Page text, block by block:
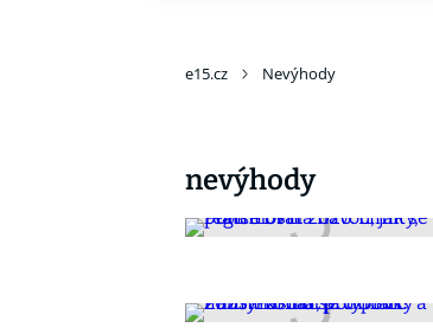
e15.cz Nevýhody
nevýhody